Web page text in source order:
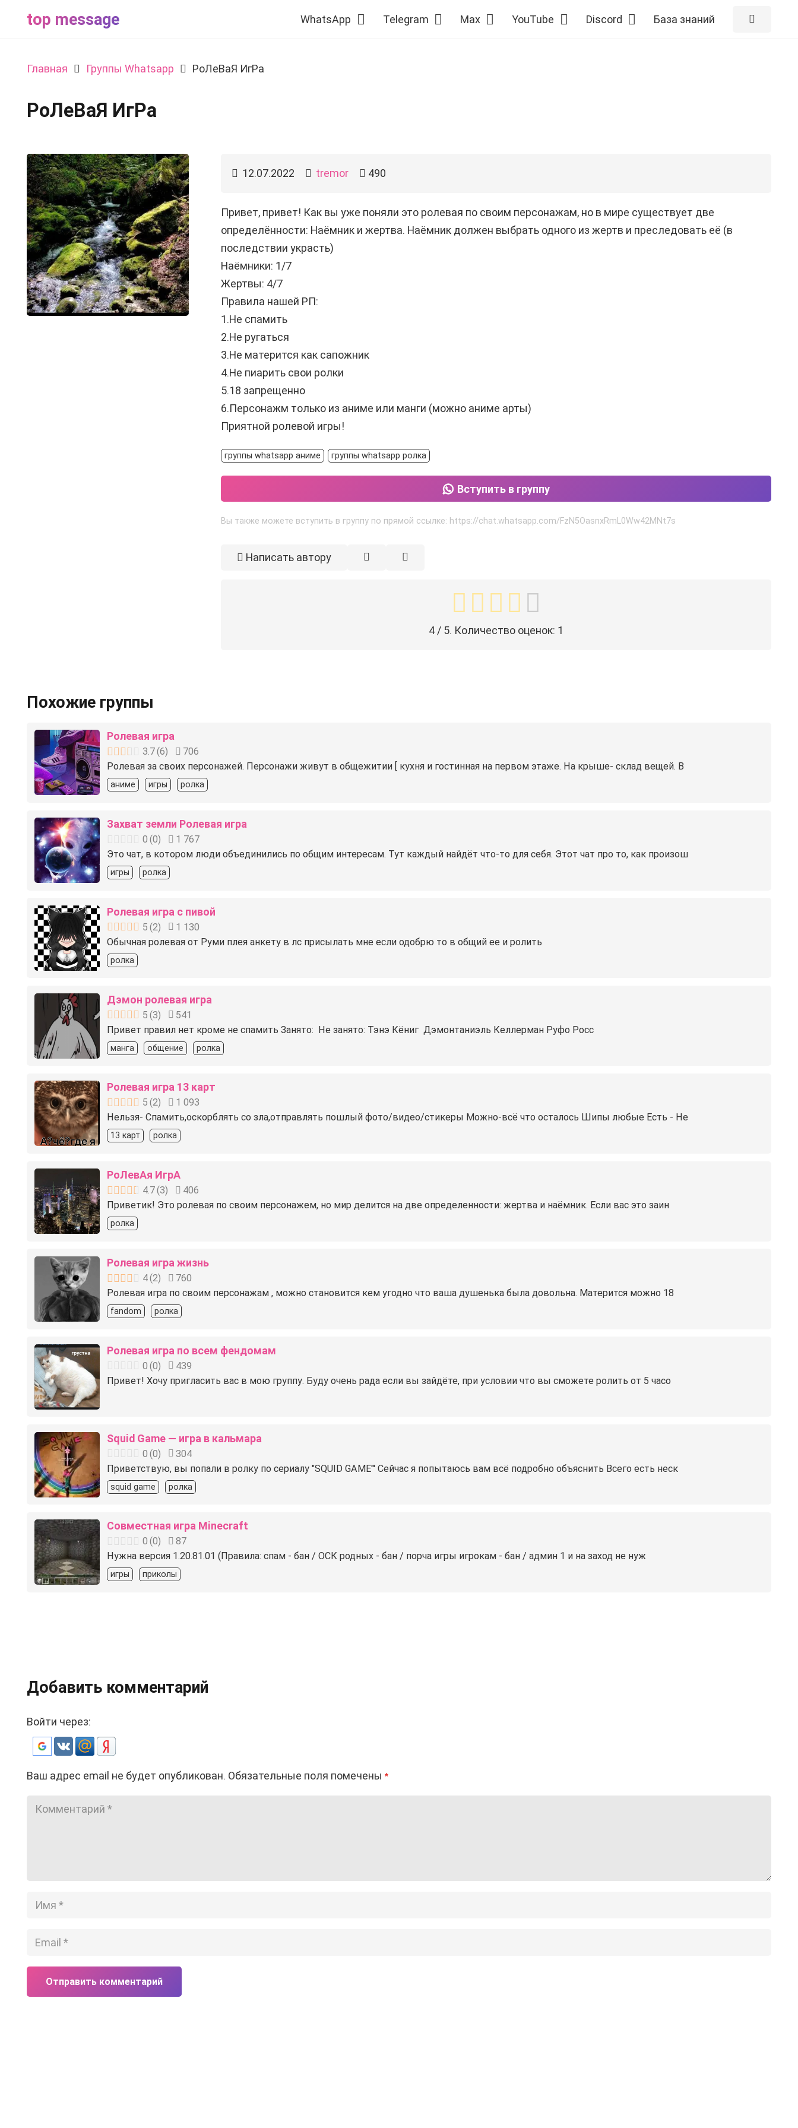
top message WhatsApp Telegram Max YouTube Discord База знаний
Главная Группы Whatsapp РоЛеВаЯ ИгРа
РоЛеВаЯ ИгРа
12.07.2022 tremor 490
Привет, привет! Как вы уже поняли это ролевая по своим персонажам, но в мире существует две
определённости: Наёмник и жертва. Наёмник должен выбрать одного из жертв и преследовать её (в
последствии украсть)
Наёмники: 1/7
Жертвы: 4/7
Правила нашей РП:
1.Не спамить
2.Не ругаться
3.Не матерится как сапожник
4.Не пиарить свои ролки
5.18 запрещенно
6.Персонажм только из аниме или манги (можно аниме арты)
Приятной ролевой игры!
группы whatsapp аниме группы whatsapp ролка
Вступить в группу
Вы также можете вступить в группу по прямой ссылке: https://chat.whatsapp.com/FzN5OasnxRmL0Ww42MNt7s
Написать автору
4 / 5. Количество оценок: 1
Похожие группы
Ролевая игра
3.7(6)
706
Ролевая за своих персонажей. Персонажи живут в общежитии [ кухня и гостинная на первом этаже. На крыше- склад вещей. В
аниме игры ролка
Захват земли Ролевая игра
0 (0)
1 767
Это чат, в котором люди объединились по общим интересам. Тут каждый найдёт что-то для себя. Этот чат про то, как произош
игры ролка
Ролевая игра с пивой
5 (2)
1 130
Обычная ролевая от Руми плея анкету в лс присылать мне если одобрю то в общий ее и ролить
ролка
Дэмон ролевая игра
5 (3)
541
Привет правил нет кроме не спамить Занято: ‍️ Не занято: Тэнэ Кёниг ‍️ Дэмонтаниэль Келлерман Руфо Росс
манга общение ролка
Ролевая игра 13 карт
5 (2)
1 093
Нельзя- Спамить,оскорблять со зла,отправлять пошлый фото/видео/стикеры Можно-всё что осталось Шипы любые Есть - Не
13 карт ролка
РоЛевАя ИгрА
4.7(3)
406
Приветик! Это ролевая по своим персонажем, но мир делится на две определенности: жертва и наёмник. Если вас это заин
ролка
Ролевая игра жизнь
4(2)
760
Ролевая игра по своим персонажам , можно становится кем угодно что ваша душенька была довольна. Матерится можно 18
fandom ролка
Ролевая игра по всем фендомам
0 (0)
439
Привет! Хочу пригласить вас в мою группу. Буду очень рада если вы зайдёте, при условии что вы сможете ролить от 5 часо
Squid Game — игра в кальмара
0 (0)
304
Приветствую, вы попали в ролку по сериалу "SQUID GAME"' Сейчас я попытаюсь вам всё подробно объяснить Всего есть неск
squid game ролка
Совместная игра Minecraft
0 (0)
87
Нужна версия 1.20.81.01 (Правила: спам - бан / ОСК родных - бан / порча игры игрокам - бан / админ 1 и на заход не нуж
игры приколы
Добавить комментарий
Войти через:
Ваш адрес email не будет опубликован. Обязательные поля помечены *
Отправить комментарий